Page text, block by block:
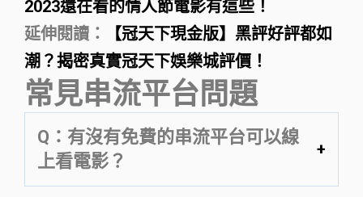
2023還在看的情人節電影有這些！
延伸閱讀：
【冠天下現金版】黑評好評都如
潮？揭密真實冠天下娛樂城評價！
常見串流平台問題
Q：有沒有免費的串流平台可以線
上看電影？